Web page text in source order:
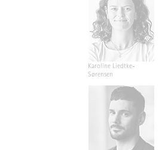
Karoline Liedtke-
Sørensen